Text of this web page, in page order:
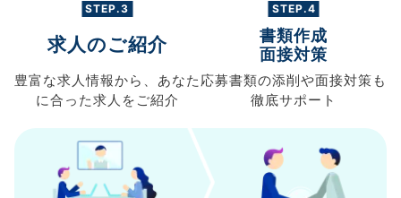
STEP.3
求人のご紹介
豊富な求人情報から、 あなた
に合った求人を ご紹介
STEP.4
書類作成
面接対策
応募書類の添削や面接対策も
徹底サポート